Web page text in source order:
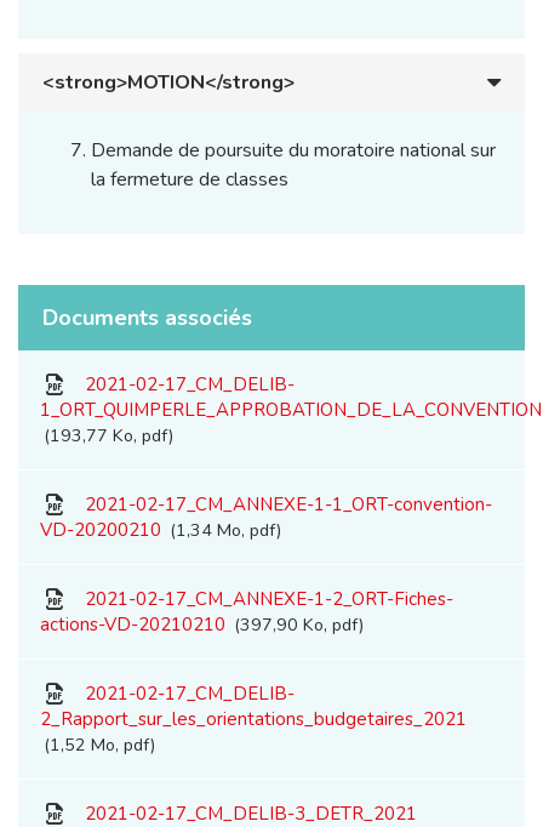
<strong>MOTION</strong>
Demande de poursuite du moratoire national sur
la fermeture de classes
Documents associés
2021-02-17_CM_DELIB-
1_ORT_QUIMPERLE_APPROBATION_DE_LA_CONVENTION
193,77 Ko, pdf
2021-02-17_CM_ANNEXE-1-1_ORT-convention-
VD-20200210
1,34 Mo, pdf
2021-02-17_CM_ANNEXE-1-2_ORT-Fiches-
actions-VD-20210210
397,90 Ko, pdf
2021-02-17_CM_DELIB-
2_Rapport_sur_les_orientations_budgetaires_2021
1,52 Mo, pdf
2021-02-17_CM_DELIB-3_DETR_2021